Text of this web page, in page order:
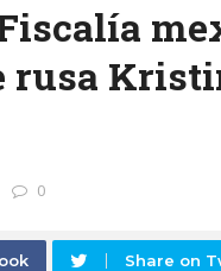
rusa
0
Share on